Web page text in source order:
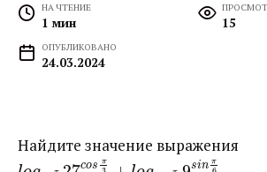
НА ЧТЕНИЕ
1 мин 15
ОПУБЛИКОВАНО
24.03.2024
Найдите значение выражения ​
cos π sin π